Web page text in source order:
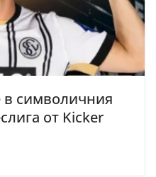
в символичния
от Kicker